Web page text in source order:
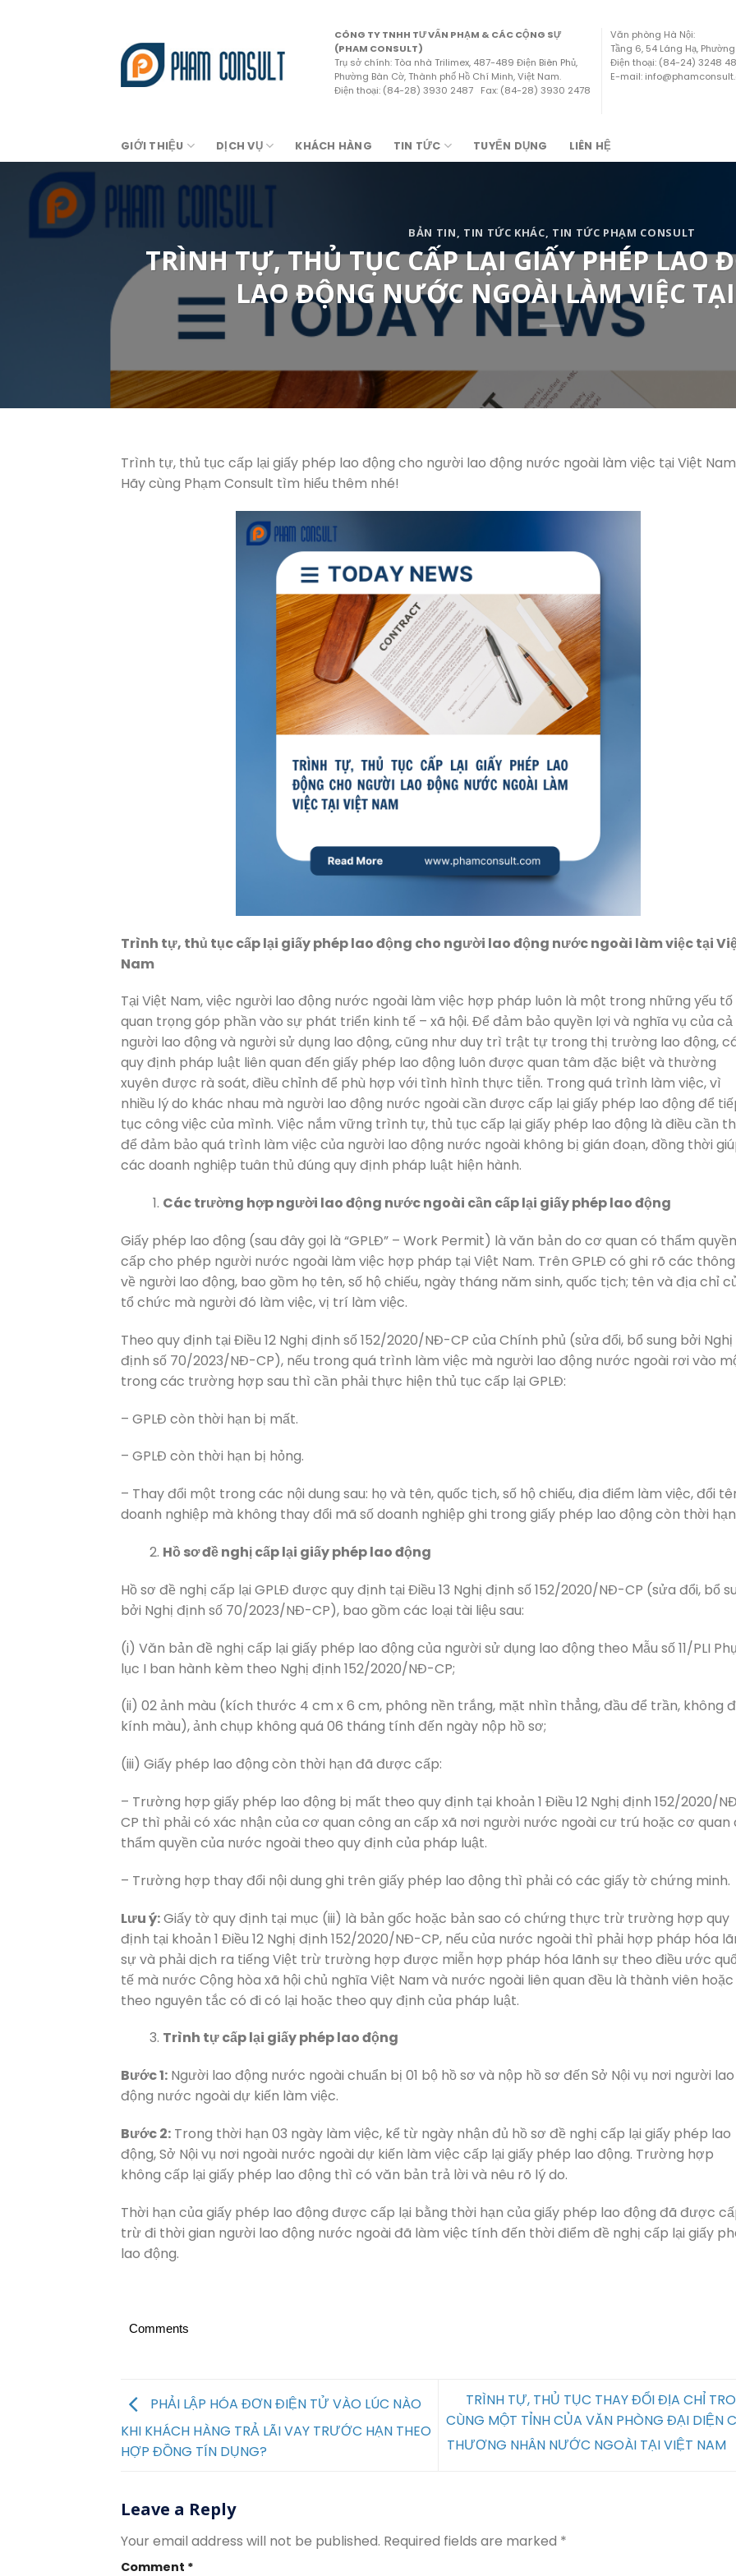
CÔNG TY TNHH TƯ VẤN PHẠM & CÁC CỘNG SỰ
(PHAM CONSULT)
Trụ sở chính: Tòa nhà Trilimex, 487-489 Điện Biên Phủ,
Phường Bàn Cờ, Thành phố Hồ Chí Minh, Việt Nam.
Điện thoại: (84-28) 3930 2487 Fax: (84-28) 3930 2478
Văn phòng Hà Nội:
Tầng 6, 54 Láng Hạ,
Điện thoại: (84-24) 3248
E-mail:
GIỚI THIỆU DỊCH VỤ KHÁCH HÀNG TIN TỨC TUYỂN DỤNG LIÊN HỆ
BẢN TIN, TIN TỨC KHÁC, TIN TỨC PHẠM CONSULT
TRÌNH TỰ, THỦ TỤC CẤP LẠI GIẤY PHÉP LAO
LAO ĐỘNG NƯỚC NGOÀI LÀM VIỆC
Trình tự, thủ tục cấp lại giấy phép lao động cho người lao động nước ngoài làm việc tại Việt
Hãy cùng Phạm Consult tìm hiểu thêm nhé!
Trình tự, thủ tục cấp lại giấy phép lao động cho người lao động nước ngoài làm việc tại
Nam
Tại Việt Nam, việc người lao động nước ngoài làm việc hợp pháp luôn là một trong những yếu tố
quan trọng góp phần vào sự phát triển kinh tế – xã hội. Để đảm bảo quyền lợi và nghĩa vụ của cả
người lao động và người sử dụng lao động, cũng như duy trì trật tự trong thị trường lao động,
quy định pháp luật liên quan đến giấy phép lao động luôn được quan tâm đặc biệt và thường
xuyên được rà soát, điều chỉnh để phù hợp với tình hình thực tiễn. Trong quá trình làm việc, vì
nhiều lý do khác nhau mà người lao động nước ngoài cần được cấp lại giấy phép lao động để
tục công việc của mình. Việc nắm vững trình tự, thủ tục cấp lại giấy phép lao động là điều cần
để đảm bảo quá trình làm việc của người lao động nước ngoài không bị gián đoạn, đồng thời
các doanh nghiệp tuân thủ đúng quy định pháp luật hiện hành.
Các trường hợp người lao động nước ngoài cần cấp lại giấy phép lao động
Giấy phép lao động (sau đây gọi là “GPLĐ” – Work Permit) là văn bản do cơ quan có thẩm quyền
cấp cho phép người nước ngoài làm việc hợp pháp tại Việt Nam. Trên GPLĐ có ghi rõ các
về người lao động, bao gồm họ tên, số hộ chiếu, ngày tháng năm sinh, quốc tịch; tên và địa chỉ
tổ chức mà người đó làm việc, vị trí làm việc.
Theo quy định tại Điều 12 Nghị định số 152/2020/NĐ-CP của Chính phủ (sửa đổi, bổ sung bởi Nghị
định số 70/2023/NĐ-CP), nếu trong quá trình làm việc mà người lao động nước ngoài rơi vào
trong các trường hợp sau thì cần phải thực hiện thủ tục cấp lại GPLĐ:
– GPLĐ còn thời hạn bị mất.
– GPLĐ còn thời hạn bị hỏng.
– Thay đổi một trong các nội dung sau: họ và tên, quốc tịch, số hộ chiếu, địa điểm làm việc, đổi
doanh nghiệp mà không thay đổi mã số doanh nghiệp ghi trong giấy phép lao động còn thời
Hồ sơ đề nghị cấp lại giấy phép lao động
Hồ sơ đề nghị cấp lại GPLĐ được quy định tại Điều 13 Nghị định số 152/2020/NĐ-CP (sửa đổi, bổ
bởi Nghị định số 70/2023/NĐ-CP), bao gồm các loại tài liệu sau:
(i) Văn bản đề nghị cấp lại giấy phép lao động của người sử dụng lao động theo Mẫu số 11/PLI Phụ
lục I ban hành kèm theo Nghị định 152/2020/NĐ-CP;
(ii) 02 ảnh màu (kích thước 4 cm x 6 cm, phông nền trắng, mặt nhìn thẳng, đầu để trần, không
kính màu), ảnh chụp không quá 06 tháng tính đến ngày nộp hồ sơ;
(iii) Giấy phép lao động còn thời hạn đã được cấp:
– Trường hợp giấy phép lao động bị mất theo quy định tại khoản 1 Điều 12 Nghị định 152/2020/
CP thì phải có xác nhận của cơ quan công an cấp xã nơi người nước ngoài cư trú hoặc cơ quan
thẩm quyền của nước ngoài theo quy định của pháp luật.
– Trường hợp thay đổi nội dung ghi trên giấy phép lao động thì phải có các giấy tờ chứng minh.
Lưu ý:Giấy tờ quy định tại mục (iii) là bản gốc hoặc bản sao có chứng thực trừ trường hợp quy
định tại khoản 1 Điều 12 Nghị định 152/2020/NĐ-CP, nếu của nước ngoài thì phải hợp pháp hóa
sự và phải dịch ra tiếng Việt trừ trường hợp được miễn hợp pháp hóa lãnh sự theo điều ước
tế mà nước Cộng hòa xã hội chủ nghĩa Việt Nam và nước ngoài liên quan đều là thành viên hoặc
theo nguyên tắc có đi có lại hoặc theo quy định của pháp luật.
Trình tự cấp lại giấy phép lao động
Bước 1: Người lao động nước ngoài chuẩn bị 01 bộ hồ sơ và nộp hồ sơ đến Sở Nội vụ nơi người lao
động nước ngoài dự kiến làm việc.
Bước 2: Trong thời hạn 03 ngày làm việc, kể từ ngày nhận đủ hồ sơ đề nghị cấp lại giấy phép lao
động, Sở Nội vụ nơi ngoài nước ngoài dự kiến làm việc cấp lại giấy phép lao động. Trường hợp
không cấp lại giấy phép lao động thì có văn bản trả lời và nêu rõ lý do.
Thời hạn của giấy phép lao động được cấp lại bằng thời hạn của giấy phép lao động đã được
trừ đi thời gian người lao động nước ngoài đã làm việc tính đến thời điểm đề nghị cấp lại giấy
lao động.
Comments
PHẢI LẬP HÓA ĐƠN ĐIỆN TỬ VÀO LÚC NÀO
KHI KHÁCH HÀNG TRẢ LÃI VAY TRƯỚC HẠN THEO
HỢP ĐỒNG TÍN DỤNG?
TRÌNH TỰ, THỦ TỤC THAY ĐỔI ĐỊA CHỈ
CÙNG MỘT TỈNH CỦA VĂN PHÒNG ĐẠI DIỆN
THƯƠNG NHÂN NƯỚC NGOÀI TẠI VIỆT NAM
Leave a Reply
Your email address will not be published. Required fields are marked *
Comment *